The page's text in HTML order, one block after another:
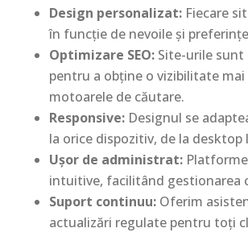
Design personalizat:Fiecare
în funcție de nevoile și
Optimizare SEO:Site-urile sunt
pentru a obține o vizibilitate mai
motoarele de căutare.
Responsive:Designul se
la orice dispozitiv, de la desktop
Ușor de administrat:
intuitive, facilitând gestionarea
Suport continuu:Oferim
actualizări regulate pentru toți